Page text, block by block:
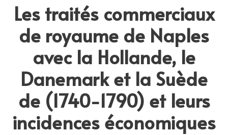
Les traités commerciaux
de royaume de Naples
avec la Hollande, le
Danemark et la Suède
de (1740-1790) et leurs
incidences économiques